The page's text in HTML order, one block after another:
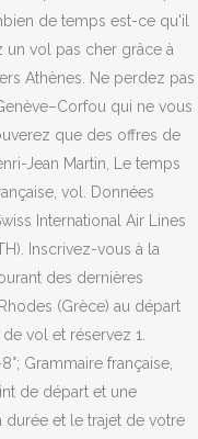
de temps est-ce qu'il
un vol pas cher grâce à
Athènes. Ne perdez pas
qui ne vous
que des offres de
Jean Martin, Le temps
vol. Données
International Air Lines
Inscrivez-vous à la
des dernières
(Grèce) au départ
vol et réservez 1.
Grammaire française,
de départ et une
durée et le trajet de votre